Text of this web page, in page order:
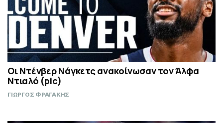
Οι Ντένβερ Νάγκετς ανακοίνωσαν τον Άλφα
Ντιαλό (pic)
ΓΙΩΡΓΟΣ ΦΡΑΓΑΚΗΣ